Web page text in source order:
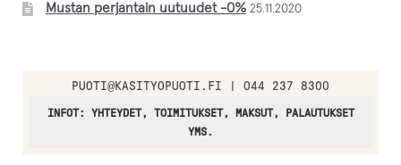
Mustan perjantain uutuudet -0% 25.11.2020
PUOTI@KASITYOPUOTI.FI | 044 237 8300
INFOT: YHTEYDET, TOIMITUKSET, MAKSUT, PALAUTUKSET
YMS.